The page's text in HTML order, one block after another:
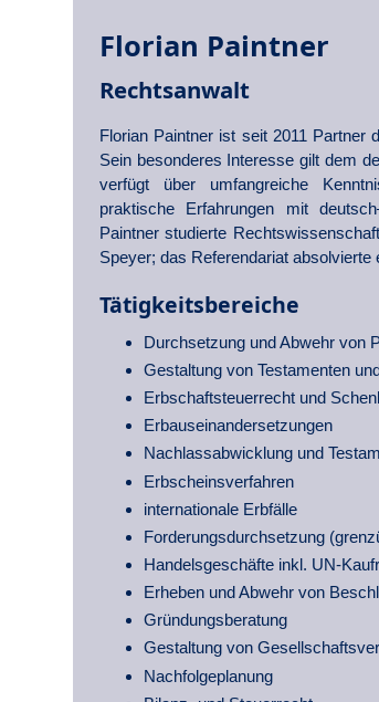
Florian Paintner
Rechtsanwalt
Florian Paintner ist seit 2011 Partner
Sein besonderes Interesse gilt dem
verfügt über umfangreiche
praktische Erfahrungen mit
Paintner studierte
Speyer; das Referendariat
Tätig­keits­be­reiche
Durchsetzung und Abwehr von
Gestaltung von Testamenten
Erbschaft­steuerrecht und
Erbauseinander­setzun­gen
Nachlass­abwicklung und
Erbscheins­ver­fahren
internationale Erbfälle
Forderungsdurchsetzung
Handelsgeschäfte inkl. UN-
Erheben und Abwehr von
Gründungsberatung
Gestaltung von
Nachfolgeplanung